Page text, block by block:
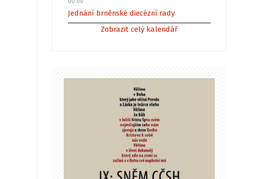
Jednání brněnské diecézní rady
Zobrazit celý kalendář